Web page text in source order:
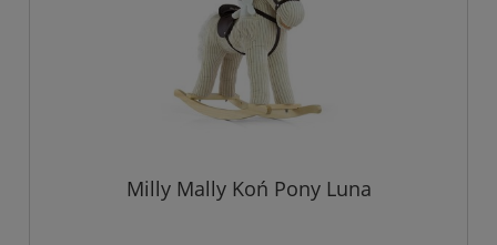
Milly Mally Koń Pony Luna